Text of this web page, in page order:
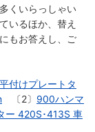
くいらっしゃい
いるほか、替え
もお答えし、ご
平付けプレートタ
〔2〕 900ハンマ
ー 420S･413S 車